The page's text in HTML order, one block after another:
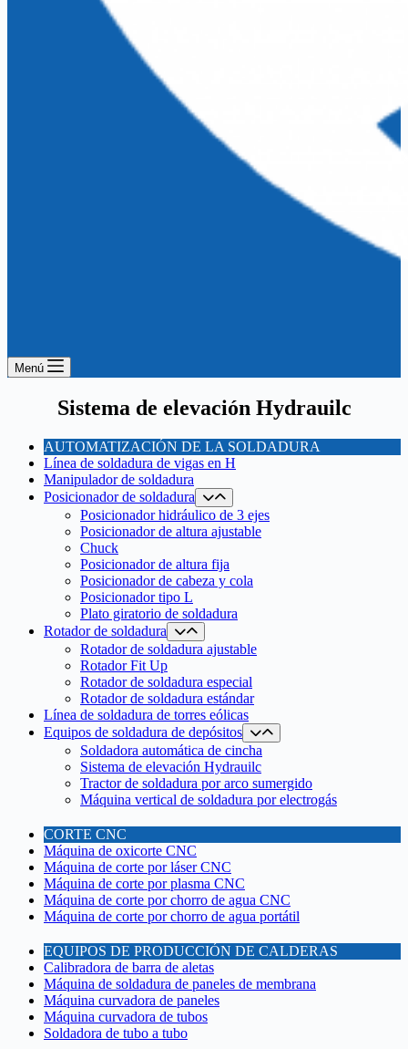
Menú
Sistema de elevación Hydrauilc
AUTOMATIZACIÓN DE LA SOLDADURA
Línea de soldadura de vigas en H
Manipulador de soldadura
Posicionador de soldadura
Posicionador hidráulico de 3 ejes
Posicionador de altura ajustable
Chuck
Posicionador de altura fija
Posicionador de cabeza y cola
Posicionador tipo L
Plato giratorio de soldadura
Rotador de soldadura
Rotador de soldadura ajustable
Rotador Fit Up
Rotador de soldadura especial
Rotador de soldadura estándar
Línea de soldadura de torres eólicas
Equipos de soldadura de depósitos
Soldadora automática de cincha
Sistema de elevación Hydrauilc
Tractor de soldadura por arco sumergido
Máquina vertical de soldadura por electrogás
CORTE CNC
Máquina de oxicorte CNC
Máquina de corte por láser CNC
Máquina de corte por plasma CNC
Máquina de corte por chorro de agua CNC
Máquina de corte por chorro de agua portátil
EQUIPOS DE PRODUCCIÓN DE CALDERAS
Calibradora de barra de aletas
Máquina de soldadura de paneles de membrana
Máquina curvadora de paneles
Máquina curvadora de tubos
Soldadora de tubo a tubo